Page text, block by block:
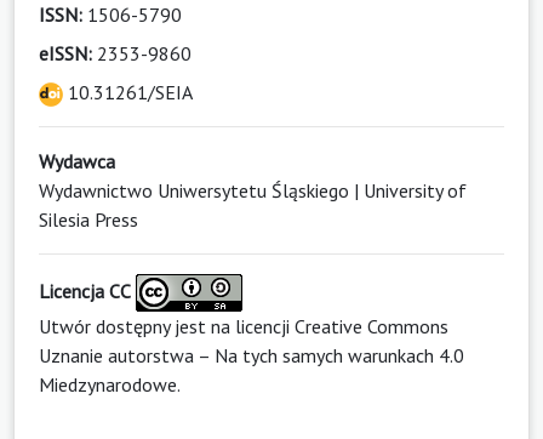
ISSN: 1506-5790
eISSN: 2353-9860
10.31261/SEIA
Wydawca
Wydawnictwo Uniwersytetu Śląskiego | University of
Silesia Press
Licencja CC
Utwór dostępny jest na licencji Creative Commons
Uznanie autorstwa – Na tych samych warunkach 4.0
Miedzynarodowe.